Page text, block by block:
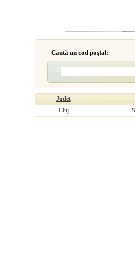
Caută un cod poştal:
Judet
Cluj